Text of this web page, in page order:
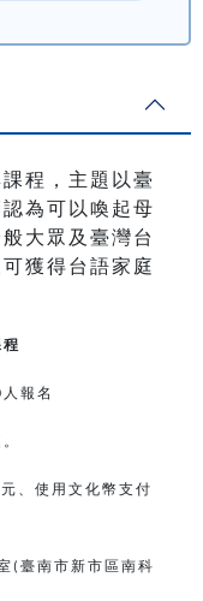
程，主題以臺
為可以喚起母
大眾及臺灣台
獲得台語家庭
人報名
元、使用文化幣支付
( 臺南市新市區南科